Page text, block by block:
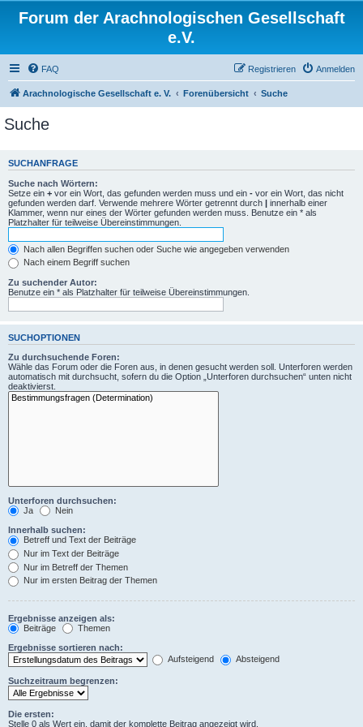
Forum der Arachnologischen Gesellschaft
e.V.
FAQ Anmelden
Registrieren
Arachnologische Gesellschaft e. V. Forenübersicht Suche
Suche
SUCHANFRAGE
Suche nach Wörtern:
Setze ein + vor ein Wort, das gefunden werden muss und ein - vor ein Wort, das nicht
gefunden werden darf. Verwende mehrere Wörter getrennt durch | innerhalb einer
Klammer, wenn nur eines der Wörter gefunden werden muss. Benutze ein * als
Platzhalter für teilweise Übereinstimmungen.
Nach allen Begriffen suchen oder Suche wie angegeben verwenden
Nach einem Begriff suchen
Zu suchender Autor:
Benutze ein * als Platzhalter für teilweise Übereinstimmungen.
SUCHOPTIONEN
Zu durchsuchende Foren:
Wähle das Forum oder die Foren aus, in denen gesucht werden soll. Unterforen werden
automatisch mit durchsucht, sofern du die Option „Unterforen durchsuchen“ unten nicht
deaktivierst.
Unterforen durchsuchen:
Ja
Nein
Innerhalb suchen:
Betreff und Text der Beiträge
Nur im Text der Beiträge
Nur im Betreff der Themen
Nur im ersten Beitrag der Themen
Ergebnisse anzeigen als:
Beiträge
Themen
Ergebnisse sortieren nach:
Aufsteigend
Absteigend
Suchzeitraum begrenzen:
Die ersten:
Stelle 0 als Wert ein, damit der komplette Beitrag angezeigt wird.